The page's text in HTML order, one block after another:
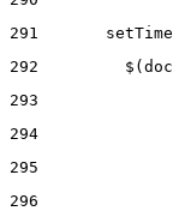
291
292
293
294
295
296